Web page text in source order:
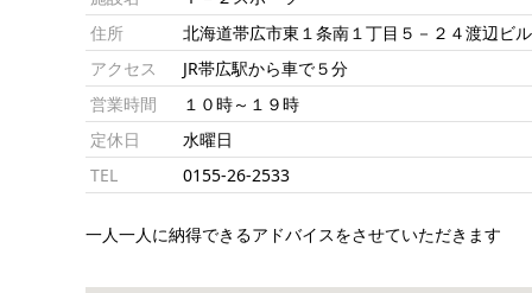
住所
北海道帯広市東１条南１丁目５－２４渡辺ビル
アクセス
JR帯広駅から車で５分
営業時間
１０時～１９時
定休日
水曜日
TEL
0155-26-2533
一人一人に納得できるアドバイスをさせていただきます